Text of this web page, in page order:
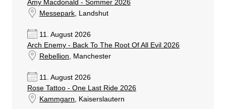
Amy Macdonald - Sommer 2026
Messepark, Landshut
11. August 2026
Arch Enemy - Back To The Root Of All Evil 2026
Rebellion, Manchester
11. August 2026
Rose Tattoo - One Last Ride 2026
Kammgarn, Kaiserslautern